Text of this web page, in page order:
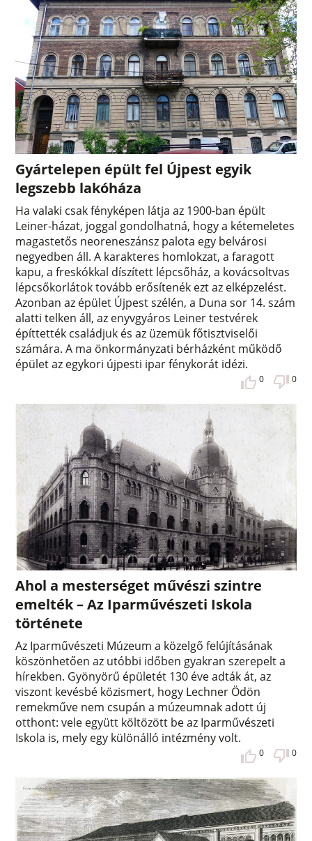
Gyártelepen épült fel Újpest egyik
legszebb lakóháza
Ha valaki csak fényképen látja az 1900-ban épült
Leiner-házat, joggal gondolhatná, hogy a kétemeletes
magastetős neoreneszánsz palota egy belvárosi
negyedben áll. A karakteres homlokzat, a faragott
kapu, a freskókkal díszített lépcsőház, a kovácsoltvas
lépcsőkorlátok tovább erősítenék ezt az elképzelést.
Azonban az épület Újpest szélén, a Duna sor 14. szám
alatti telken áll, az enyvgyáros Leiner testvérek
építtették családjuk és az üzemük főtisztviselői
számára. A ma önkormányzati bérházként működő
épület az egykori újpesti ipar fénykorát idézi.
0 0
Ahol a mesterséget művészi szintre
emelték – Az Iparművészeti Iskola
története
Az Iparművészeti Múzeum a közelgő felújításának
köszönhetően az utóbbi időben gyakran szerepelt a
hírekben. Gyönyörű épületét 130 éve adták át, az
viszont kevésbé közismert, hogy Lechner Ödön
remekműve nem csupán a múzeumnak adott új
otthont: vele együtt költözött be az Iparművészeti
Iskola is, mely egy különálló intézmény volt.
0 0